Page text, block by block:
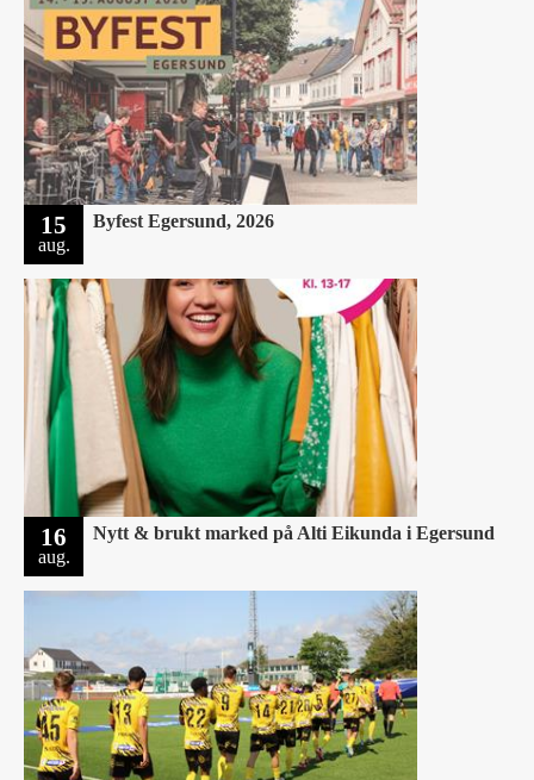
15
aug.
Byfest Egersund, 2026
16
aug.
Nytt & brukt marked på Alti Eikunda i Egersund